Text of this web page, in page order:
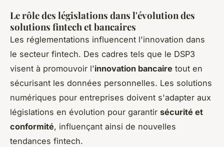
Le rôle des législations dans l'évolution des
solutions fintech et bancaires
Les réglementations influencent l'innovation dans
le secteur fintech. Des cadres tels que le DSP3
visent à promouvoir l'innovation bancaire tout en
sécurisant les données personnelles. Les solutions
numériques pour entreprises doivent s'adapter aux
législations en évolution pour garantir sécurité et
conformité, influençant ainsi de nouvelles
tendances fintech.